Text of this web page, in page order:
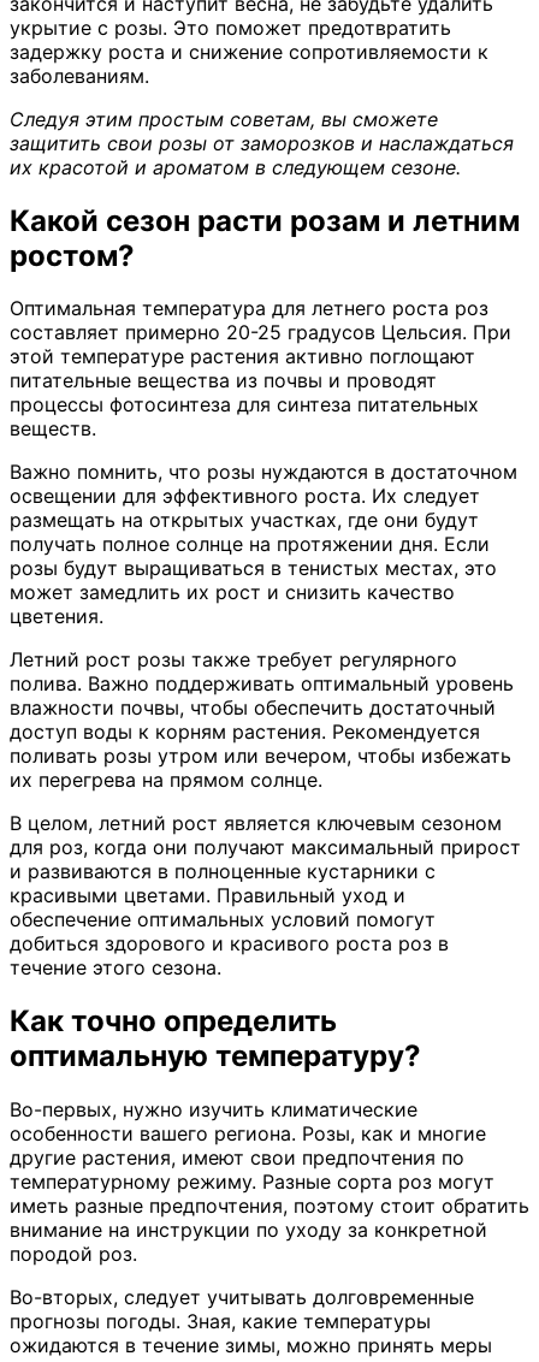
укрытие с розы. Это поможет предотвратить
задержку роста и снижение сопротивляемости к
заболеваниям.
Следуя этим простым советам, вы сможете
защитить свои розы от заморозков и наслаждаться
их красотой и ароматом в следующем сезоне.
Какой сезон расти розам и летним
ростом?
Оптимальная температура для летнего роста роз
составляет примерно 20-25 градусов Цельсия. При
этой температуре растения активно поглощают
питательные вещества из почвы и проводят
процессы фотосинтеза для синтеза питательных
веществ.
Важно помнить, что розы нуждаются в достаточном
освещении для эффективного роста. Их следует
размещать на открытых участках, где они будут
получать полное солнце на протяжении дня. Если
розы будут выращиваться в тенистых местах, это
может замедлить их рост и снизить качество
цветения.
Летний рост розы также требует регулярного
полива. Важно поддерживать оптимальный уровень
влажности почвы, чтобы обеспечить достаточный
доступ воды к корням растения. Рекомендуется
поливать розы утром или вечером, чтобы избежать
их перегрева на прямом солнце.
В целом, летний рост является ключевым сезоном
для роз, когда они получают максимальный прирост
и развиваются в полноценные кустарники с
красивыми цветами. Правильный уход и
обеспечение оптимальных условий помогут
добиться здорового и красивого роста роз в
течение этого сезона.
Как точно определить
оптимальную температуру?
Во-первых, нужно изучить климатические
особенности вашего региона. Розы, как и многие
другие растения, имеют свои предпочтения по
температурному режиму. Разные сорта роз могут
иметь разные предпочтения, поэтому стоит обратить
внимание на инструкции по уходу за конкретной
породой роз.
Во-вторых, следует учитывать долговременные
прогнозы погоды. Зная, какие температуры
ожидаются в течение зимы, можно принять меры